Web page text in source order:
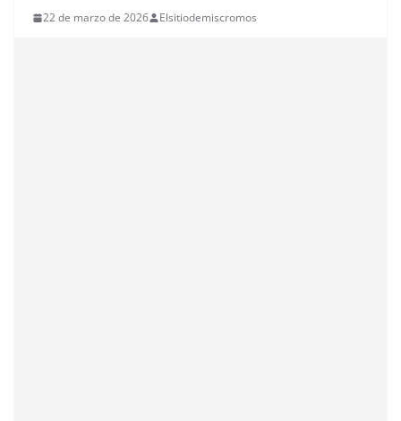
22 de marzo de 2026 Elsitiodemiscromos